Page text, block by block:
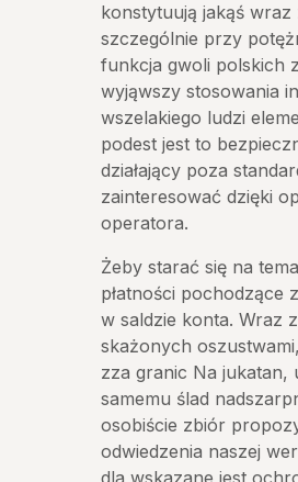
konstytuują jakąś
szczególnie przy
funkcja gwoli polskich
wyjąwszy stosowania
wszelakiego ludzi
podest jest to
działający poza
zainteresować dzięki
operatora.
Żeby starać się na
płatności pochodzące
w saldzie konta. Wraz
skażonych
zza granic Na jukatan,
samemu ślad
osobiście zbiór
odwiedzenia naszej
dla wskazane jest